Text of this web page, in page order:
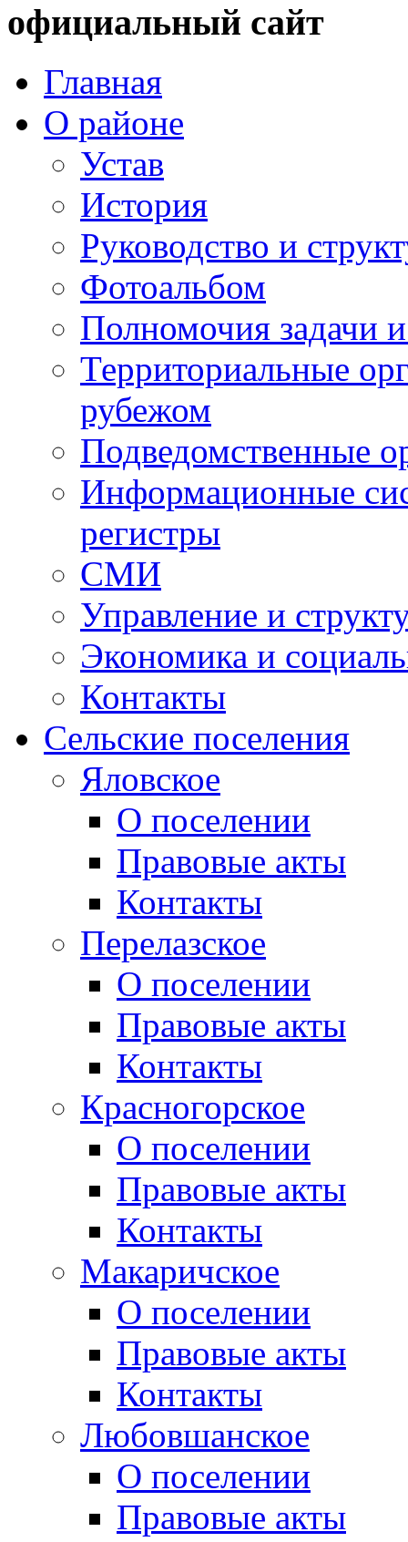
официальный сайт
Главная
О районе
Устав
История
Руководство и
Фотоальбом
Полномочия задачи
Территориальные
рубежом
Подведомственные
Информационные
регистры
СМИ
Управление и
Экономика и
Контакты
Сельские поселения
Яловское
О поселении
Правовые акты
Контакты
Перелазское
О поселении
Правовые акты
Контакты
Красногорское
О поселении
Правовые акты
Контакты
Макаричское
О поселении
Правовые акты
Контакты
Любовшанское
О поселении
Правовые акты